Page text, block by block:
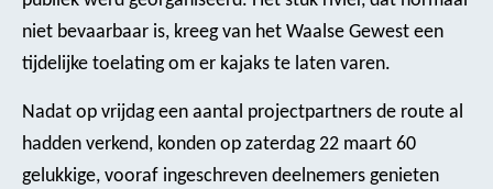
niet bevaarbaar is, kreeg van het Waalse Gewest een
tijdelijke toelating om er kajaks te laten varen.
Nadat op vrijdag een aantal projectpartners de route al
hadden verkend, konden op zaterdag 22 maart 60
gelukkige, vooraf ingeschreven deelnemers genieten